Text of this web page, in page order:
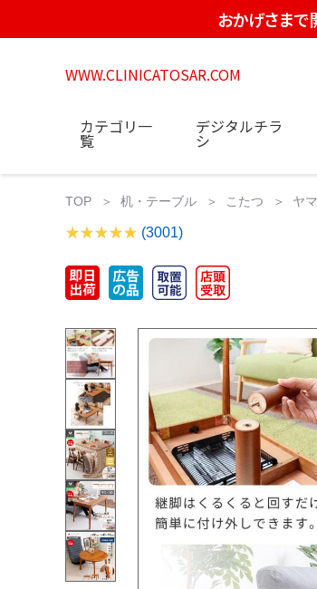
おかげさま
WWW.CLINICATOSAR.COM
カテゴリ一
覧
デジタルチラ
シ
TOP 机・テーブル こたつ ヤ
(3001)